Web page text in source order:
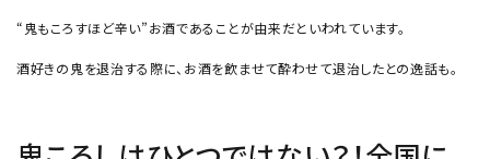
“鬼もころすほど辛い”お酒であることが由来だといわれています。
酒好きの鬼を退治する際に、お酒を飲ませて酔わせて退治したとの逸話も。